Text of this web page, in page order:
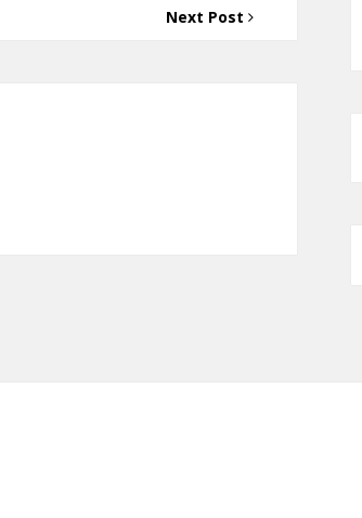
Next Post